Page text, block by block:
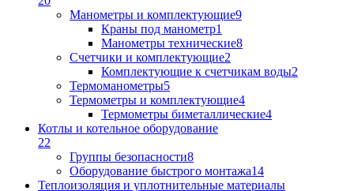
Манометры и комплектующие9
Краны под манометр1
Манометры технические8
Счетчики и комплектующие2
Комплектующие к счетчикам воды2
Термоманометры5
Термометры и комплектующие4
Термометры биметаллические4
Котлы и котельное оборудование
22
Группы безопасности8
Оборудование быстрого монтажа14
Теплоизоляция и уплотнительные материалы